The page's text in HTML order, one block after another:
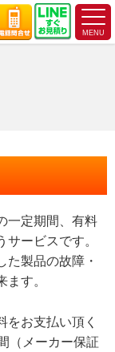
一定期間、有料
ービスです。
た製品の故障・
す。
をお支払い頂く
（メーカー保証